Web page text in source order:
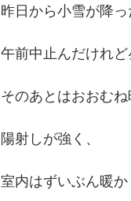
昨日から小雪が降
午前中止んだけれ
そのあとはおおむ
陽射しが強く、
室内はずいぶん暖